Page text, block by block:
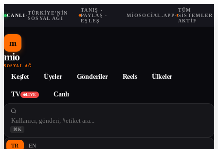
CANLI ·TÜRKIYE'NIN
SOSYAL AĞI
·
TANIŞ ·
PAYLAŞ ·
EŞLEŞ
MIOSOCIAL.APP·
TÜM
SISTEMLER
AKTIF
m
mio
SOSYAL AĞ
Keşfet Üyeler Gönderiler Reels Ülkeler
TV LIVE Canlı
⌘K
TR EN